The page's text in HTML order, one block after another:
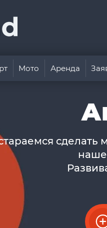
Мото Аренда
сделать